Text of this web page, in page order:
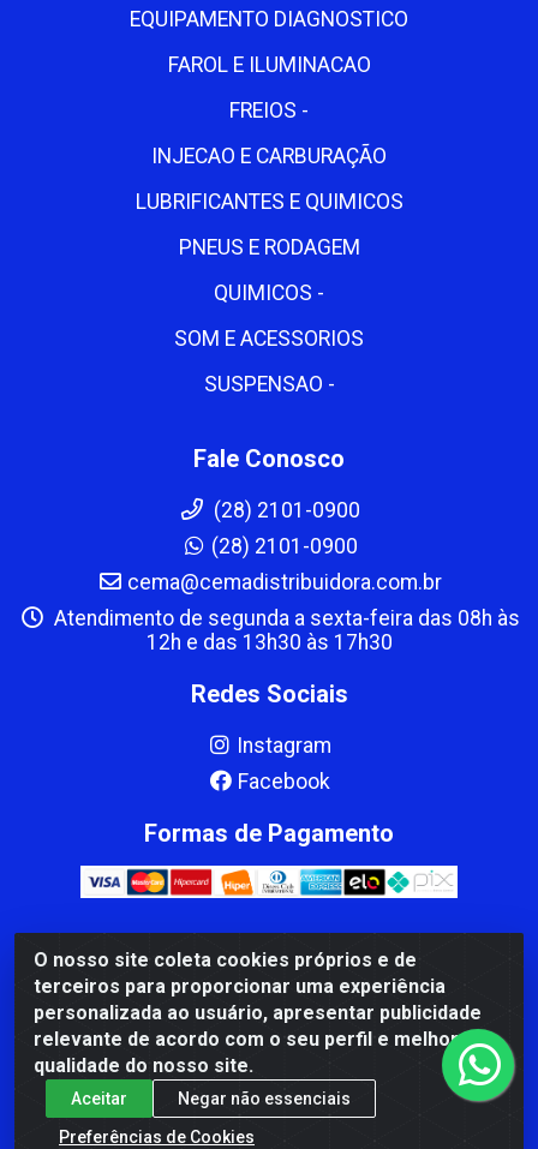
O nosso site coleta cookies próprios e de
terceiros para proporcionar uma experiência
personalizada ao usuário, apresentar publicidade
relevante de acordo com o seu perfil e melhorar a
qualidade do nosso site.
Aceitar
Negar não essenciais
Preferências de Cookies
EQUIPAMENTO DIAGNOSTICO
FAROL E ILUMINACAO
FREIOS -
INJECAO E CARBURAÇÃO
LUBRIFICANTES E QUIMICOS
PNEUS E RODAGEM
QUIMICOS -
SOM E ACESSORIOS
SUSPENSAO -
Fale Conosco
(28) 2101-0900
(28) 2101-0900
cema@cemadistribuidora.com.br
Atendimento de segunda a sexta-feira das 08h às
12h e das 13h30 às 17h30
Redes Sociais
Instagram
Facebook
Formas de Pagamento
CBP MACEDO COMERCIO PEÇAS LTDA Matriz - av Mauro
Miranda Madureira, 1249 - Coramara , Cachoeiro de
Itapemirim/ES - CEP 29.311-310 - CNPJ 00.502.680/0001-41